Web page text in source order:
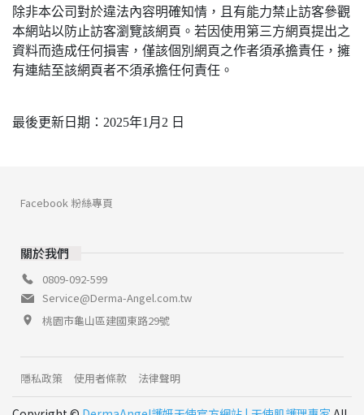
除非本公司對於違法內容明確知情，且有能力禁止訪客參觀
本網站以防止訪客瀏覽該網頁。若因使用第三方網頁提出之
資料而造成任何損害，僅該個別網頁之作者須承擔責任，擁
有連結至該網頁者不須承擔任何責任。
最後更新日期：2025年1月2 日
關於我們
0809-092-599
Service@Derma-Angel.com.tw
桃園市龜山區建國東路29號
隱私政策 使用者條款 法律聲明
Facebook 粉絲專頁